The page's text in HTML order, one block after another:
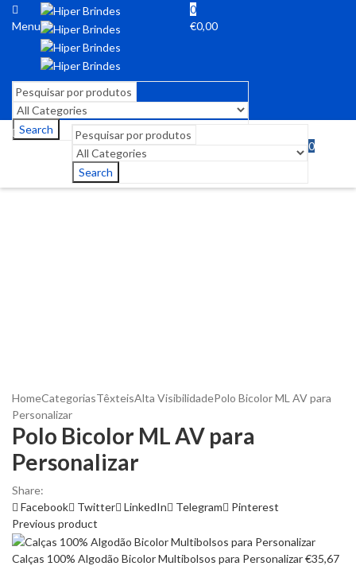
Menu
0
€0,00
Search
Search
0
HomeCategoriasTêxteisAlta VisibilidadePolo Bicolor ML AV para
Personalizar
Polo Bicolor ML AV para
Personalizar
Share:
Facebook
Twitter LinkedIn Telegram
Pinterest
Previous product
Calças 100% Algodão Bicolor Multibolsos para Personalizar€35,67